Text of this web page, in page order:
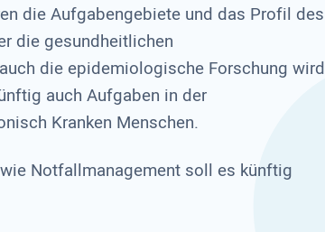
die Aufgabengebiete und das Profil des
die gesundheitlichen
die epidemiologische Forschung wird
auch Auf­gaben in der
Kranken Menschen.
Notfallmanagement soll es künftig